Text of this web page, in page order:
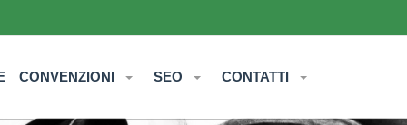
CONVENZIONI SEO CONTATTI